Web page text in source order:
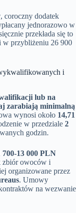
, coroczny dodatek
jednorazowo w
przekłada się to
w przybliżeniu 26 900
i
lub na
zarabiają minimalną
wynosi około 14,71
w przedziale 2
godzin.
700-13 000 PLN
zbiór owoców i
organizowane przez
. Umowy
na wezwanie